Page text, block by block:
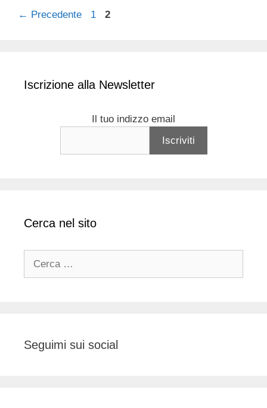
← Precedente Pagina
1 Pagina
2
Iscrizione alla Newsletter
Il tuo indizzo email
Cerca nel sito
Seguimi sui social